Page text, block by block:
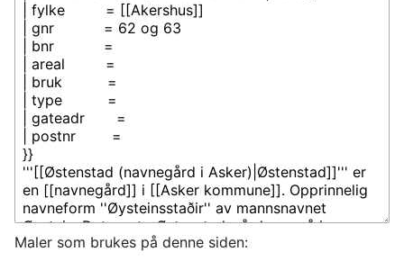
Maler som brukes på denne siden: